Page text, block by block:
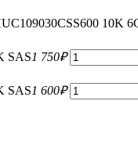
10K
SAS1 750₽
SAS1 600₽